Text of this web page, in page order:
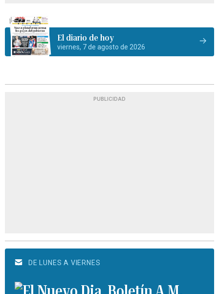
El diario de hoy
viernes, 7 de agosto de 2026
PUBLICIDAD
DE LUNES A VIERNES